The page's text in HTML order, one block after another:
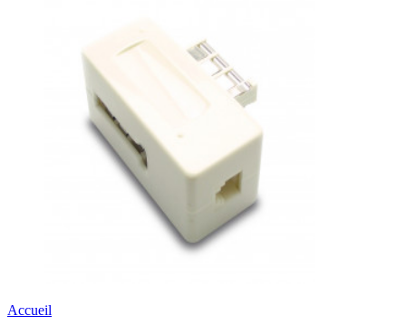
Accueil